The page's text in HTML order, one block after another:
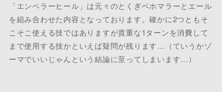
「エンペラーヒール」は元々のとくぎベホマラーとエール
を組み合わせた内容となっております。確かに2つともそ
こそこ使える技ではありますが貴重な1ターンを消費して
まで使用する技かといえば疑問が残ります…（ていうかゾ
ーマでいいじゃんという結論に至ってしまいます…）